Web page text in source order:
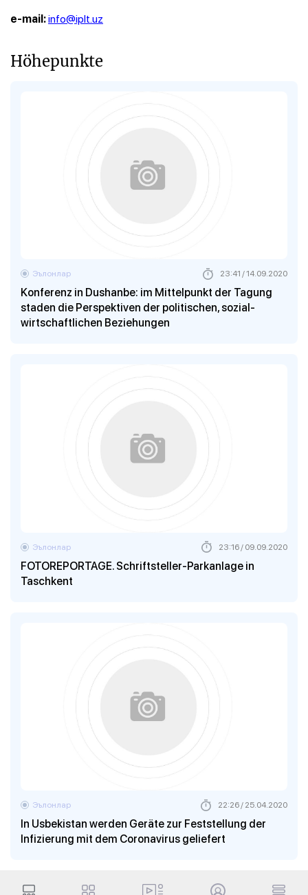
e-mail:info@iplt.uz
Höhepunkte
Konferenz in Dushanbe: im Mittelpunkt der Tagung
staden die Perspektiven der politischen, sozial-
wirtschaftlichen Beziehungen
Эълонлар 23:41 / 14.09.2020
FOTOREPORTAGE. Schriftsteller-Parkanlage in
Taschkent
Эълонлар 23:16 / 09.09.2020
In Usbekistan werden Geräte zur Feststellung der
Infizierung mit dem Coronavirus geliefert
Эълонлар 22:26 / 25.04.2020